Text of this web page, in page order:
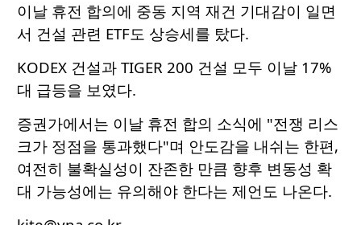
이날 휴전 합의에 중동 지역 재건 기대감이 일면
서 건설 관련 ETF도 상승세를 탔다.
KODEX 건설과 TIGER 200 건설 모두 이날 17%
대 급등을 보였다.
증권가에서는 이날 휴전 합의 소식에 "전쟁 리스
크가 정점을 통과했다"며 안도감을 내쉬는 한편,
여전히 불확실성이 잔존한 만큼 향후 변동성 확
대 가능성에는 유의해야 한다는 제언도 나온다.